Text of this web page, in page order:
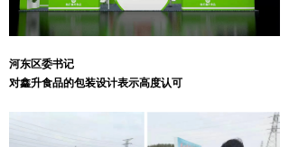
河东区委书记
对鑫升食品的包装设计表示高度认可